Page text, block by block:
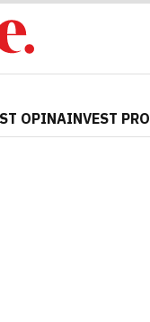
OPINAINVEST PRO